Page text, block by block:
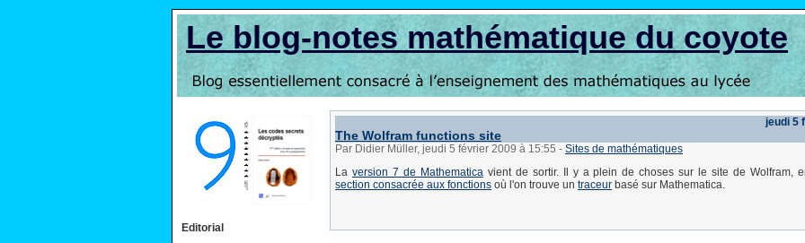
Le blog-notes mathématique du coyote
Editorial
jeudi 5
The Wolfram functions site
Par Didier Müller, jeudi 5 février 2009 à 15:55 - Sites de mathématiques
La version 7 de Mathematicavient de sortir. Il y a plein de choses sur le site de Wolfram,
section consacrée aux fonctions où l'on trouve un traceur basé sur Mathematica.